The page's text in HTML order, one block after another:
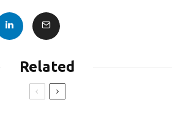
Related